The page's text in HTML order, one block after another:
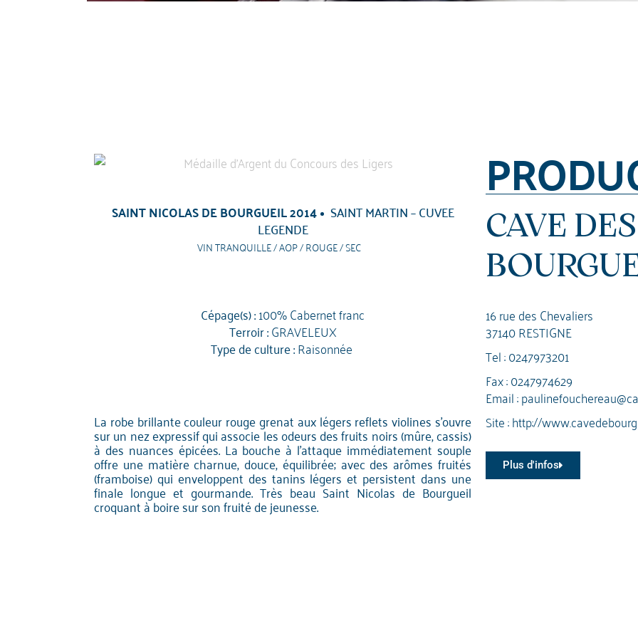
SAINT NICOLAS DE BOURGUEIL 2014 SAINT MARTIN – CUVEE
LEGENDE
VIN TRANQUILLE / AOP / ROUGE / SEC
Cépage(s) :100% Cabernet franc
Terroir :GRAVELEUX
Type de culture :Raisonnée
La robe brillante couleur rouge grenat aux légers reflets violines s'ouvre
sur un nez expressif qui associe les odeurs des fruits noirs (mûre, cassis)
à des nuances épicées. La bouche à l'attaque immédiatement souple
offre une matière charnue, douce, équilibrée; avec des arômes fruités
(framboise) qui enveloppent des tanins légers et persistent dans une
finale longue et gourmande. Très beau Saint Nicolas de Bourgueil
croquant à boire sur son fruité de jeunesse.
CAVE
16 rue des Chevaliers
37140 RESTIGNE
Tel :0247973201
Fax : 0247974629
Email :
Site :http://
Plus d'infos